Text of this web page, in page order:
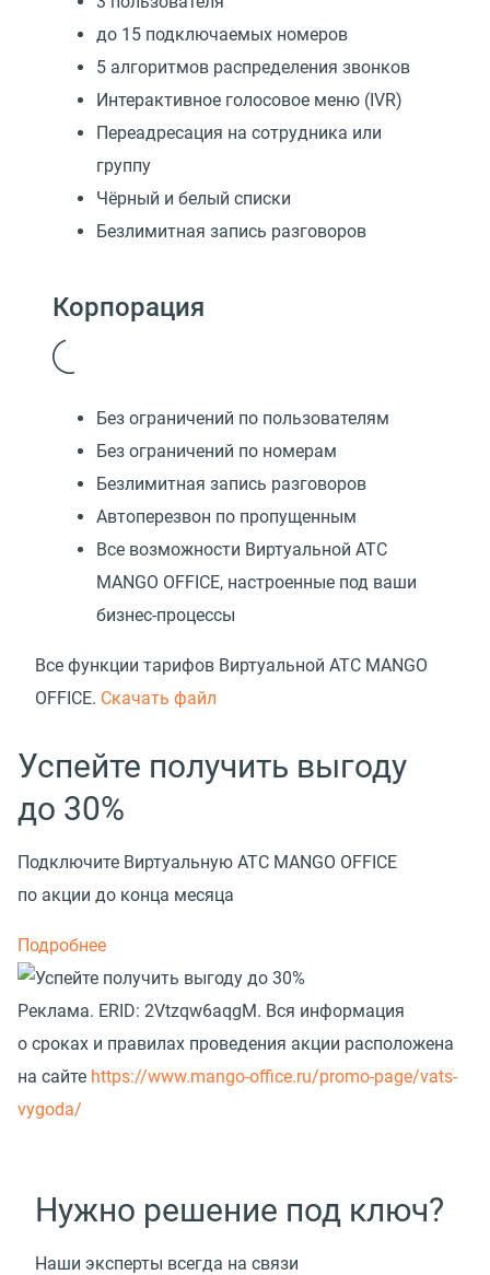
до 15 подключаемых номеров
5 алгоритмов распределения звонков
Интерактивное голосовое меню (IVR)
Переадресация на сотрудника или
группу
Чёрный и белый списки
Безлимитная запись разговоров
Корпорация
Без ограничений по пользователям
Без ограничений по номерам
Безлимитная запись разговоров
Автоперезвон по пропущенным
Все возможности Виртуальной АТС
MANGO OFFICE, настроенные под ваши
бизнес-процессы
Все функции тарифов Виртуальной АТС MANGO
OFFICE. Скачать файл
Успейте получить выгоду
до 30%
Подключите Виртуальную АТС MANGO OFFICE
по акции до конца месяца
Подробнее
Реклама. ERID: 2Vtzqw6aqgM. Вся информация
о сроках и правилах проведения акции расположена
на сайте https://www.mango-office.ru/promo-page/vats-
vygoda/
Нужно решение под ключ?
Наши эксперты всегда на связи